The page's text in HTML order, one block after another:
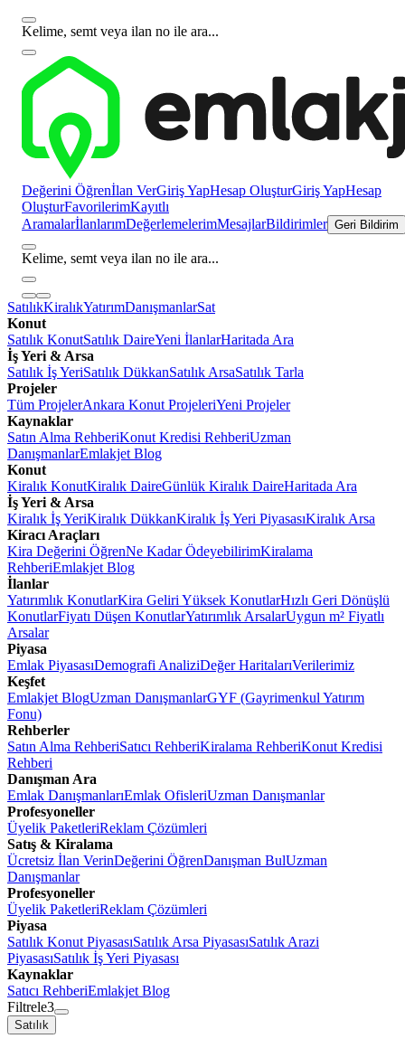
Kelime, semt veya ilan no ile ara...
Değerini Öğrenİlan VerGiriş YapHesap OluşturGiriş YapHesap
OluşturFavorilerimKayıtlı
AramalarİlanlarımDeğerlemelerimMesajlarBildirimler Geri Bildirim
Kelime, semt veya ilan no ile ara...
SatılıkKiralıkYatırımDanışmanlarSat
Konut
Satılık KonutSatılık DaireYeni İlanlarHaritada Ara
İş Yeri & Arsa
Satılık İş YeriSatılık DükkanSatılık ArsaSatılık Tarla
Projeler
Tüm ProjelerAnkara Konut ProjeleriYeni Projeler
Kaynaklar
Satın Alma RehberiKonut Kredisi RehberiUzman
DanışmanlarEmlakjet Blog
Konut
Kiralık KonutKiralık DaireGünlük Kiralık DaireHaritada Ara
İş Yeri & Arsa
Kiralık İş YeriKiralık DükkanKiralık İş Yeri PiyasasıKiralık Arsa
Kiracı Araçları
Kira Değerini ÖğrenNe Kadar ÖdeyebilirimKiralama
RehberiEmlakjet Blog
İlanlar
Yatırımlık KonutlarKira Geliri Yüksek KonutlarHızlı Geri Dönüşlü
KonutlarFiyatı Düşen KonutlarYatırımlık ArsalarUygun m² Fiyatlı
Arsalar
Piyasa
Emlak PiyasasıDemografi AnaliziDeğer HaritalarıVerilerimiz
Keşfet
Emlakjet BlogUzman DanışmanlarGYF (Gayrimenkul Yatırım
Fonu)
Rehberler
Satın Alma RehberiSatıcı RehberiKiralama RehberiKonut Kredisi
Rehberi
Danışman Ara
Emlak DanışmanlarıEmlak OfisleriUzman Danışmanlar
Profesyoneller
Üyelik PaketleriReklam Çözümleri
Satış & Kiralama
Ücretsiz İlan VerinDeğerini ÖğrenDanışman BulUzman
Danışmanlar
Profesyoneller
Üyelik PaketleriReklam Çözümleri
Piyasa
Satılık Konut PiyasasıSatılık Arsa PiyasasıSatılık Arazi
PiyasasıSatılık İş Yeri Piyasası
Kaynaklar
Satıcı RehberiEmlakjet Blog
Filtrele3
Satılık